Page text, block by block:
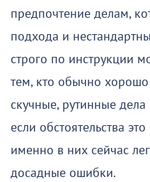
предпочтение делам,
подхода и
строго по инструкции
тем, кто обычно
скучные, рутинные
если обстоятельства
именно в них сейчас
досадные ошибки.